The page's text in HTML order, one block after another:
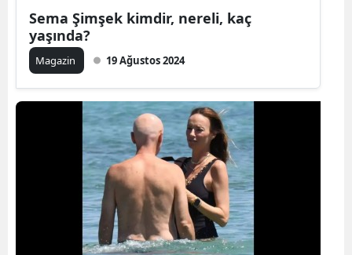
Sema Şimşek kimdir, nereli, kaç
yaşında?
Magazin 19 Ağustos 2024